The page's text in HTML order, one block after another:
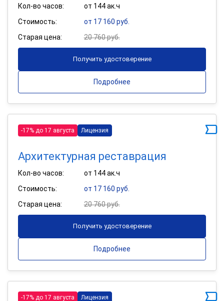
Кол-во часов:
от 144 ак.ч
Стоимость:
от 17 160 руб.
Старая цена:
20 760 руб.
Получить удостоверение
Подробнее
-17% до 17 августа Лицензия
Архитектурная реставрация
Кол-во часов:
от 144 ак.ч
Стоимость:
от 17 160 руб.
Старая цена:
20 760 руб.
Получить удостоверение
Подробнее
-17% до 17 августа Лицензия